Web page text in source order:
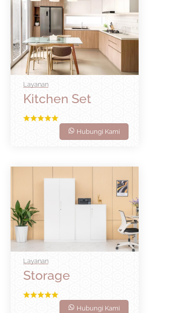
Layanan
Kitchen Set
Hubungi Kami
Layanan
Storage
Hubungi Kami